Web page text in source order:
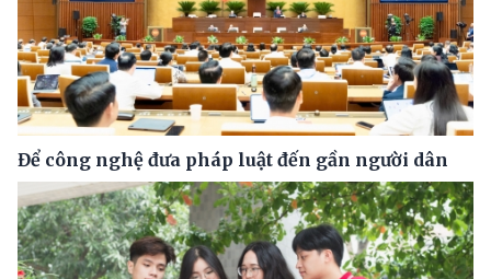
Để công nghệ đưa pháp luật đến gần người dân